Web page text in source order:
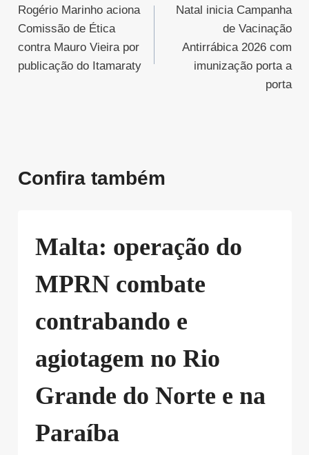
de
Post
Rogério Marinho aciona
Comissão de Ética
contra Mauro Vieira por
publicação do Itamaraty
Natal inicia Campanha
de Vacinação
Antirrábica 2026 com
imunização porta a
porta
Confira também
Malta: operação do
MPRN combate
contrabando e
agiotagem no Rio
Grande do Norte e na
Paraíba